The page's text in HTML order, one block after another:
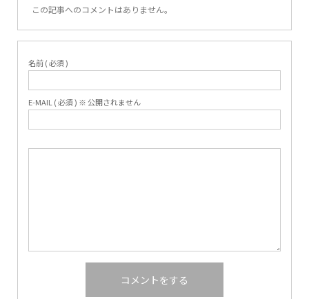
この記事へのコメントはありません。
名前 ( 必須 )
E-MAIL ( 必須 ) ※ 公開されません